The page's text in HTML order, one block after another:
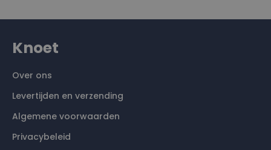
Knoet
Over ons
Levertijden en verzending
Algemene voorwaarden
Privacybeleid